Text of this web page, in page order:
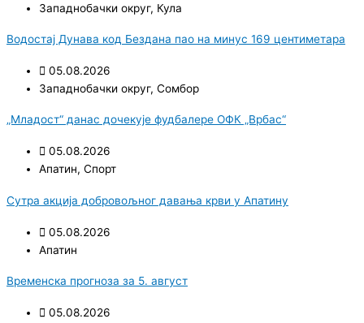
Западнобачки округ, Кула
Водостај Дунава код Бездана пао на минус 169 центиметара
05.08.2026
Западнобачки округ, Сомбор
„Младост“ данас дочекује фудбалере ОФК „Врбас“
05.08.2026
Апатин, Спорт
Сутра акција добровољног давања крви у Апатину
05.08.2026
Апатин
Временска прогноза за 5. август
05.08.2026